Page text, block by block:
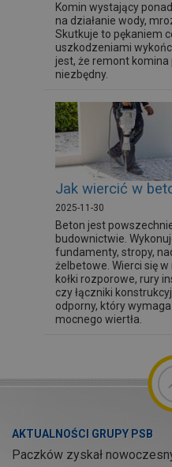
Komin wystający
na działanie wody,
Skutkuje to pękaniem
uszkodzeniami
jest, że remont
niezbędny.
Jak wiercić w
2025-11-30
Beton jest
budownictwie.
fundamenty, stropy,
żelbetowe. Wierci się
kołki rozporowe, rury
czy łączniki
odporny, który
mocnego wiertła.
AKTUALNOŚCI GRUPY PSB
Paczków zyskał